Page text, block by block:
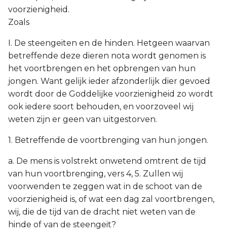
voorzienigheid.
Zoals
I. De steengeiten en de hinden. Hetgeen waarvan
betreffende deze dieren nota wordt genomen is
het voortbrengen en het opbrengen van hun
jongen. Want gelijk ieder afzonderlijk dier gevoed
wordt door de Goddelijke voorzienigheid zo wordt
ook iedere soort behouden, en voorzoveel wij
weten zijn er geen van uitgestorven.
1. Betreffende de voortbrenging van hun jongen.
a. De mens is volstrekt onwetend omtrent de tijd
van hun voortbrenging, vers 4, 5. Zullen wij
voorwenden te zeggen wat in de schoot van de
voorzienigheid is, of wat een dag zal voortbrengen,
wij, die de tijd van de dracht niet weten van de
hinde of van de steengeit?